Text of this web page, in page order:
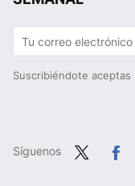
Suscribiéndote aceptas
Síguenos